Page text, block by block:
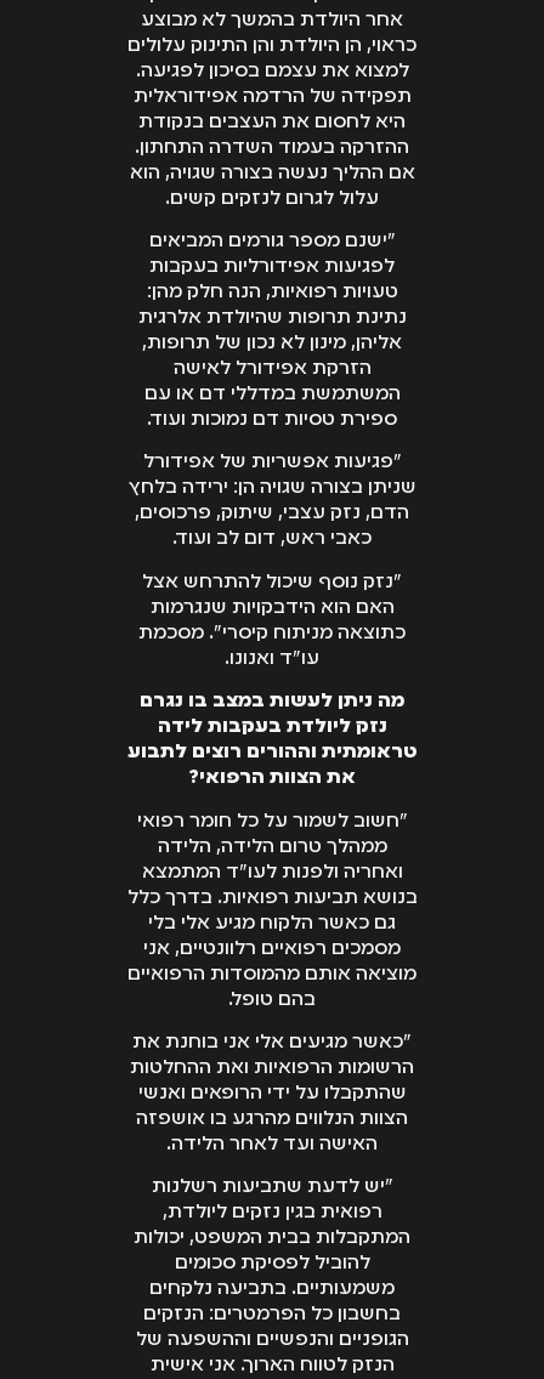
אחר היולדת בהמשך לא מבוצע
כראוי, הן היולדת והן התינוק עלולים
למצוא את עצמם בסיכון לפגיעה.
תפקידה של הרדמה אפידוראלית
היא לחסום את העצבים בנקודת
ההזרקה בעמוד השדרה התחתון.
אם ההליך נעשה בצורה שגויה, הוא
עלול לגרום לנזקים קשים.
"ישנם מספר גורמים המביאים
לפגיעות אפידורליות בעקבות
טעויות רפואיות, הנה חלק מהן:
נתינת תרופות שהיולדת אלרגית
אליהן, מינון לא נכון של תרופות,
הזרקת אפידורל לאישה
המשתמשת במדללי דם או עם
ספירת טסיות דם נמוכות ועוד.
"פגיעות אפשריות של אפידורל
שניתן בצורה שגויה הן: ירידה בלחץ
הדם, נזק עצבי, שיתוק, פרכוסים,
כאבי ראש, דום לב ועוד.
"נזק נוסף שיכול להתרחש אצל
האם הוא הידבקויות שנגרמות
כתוצאה מניתוח קיסרי". מסכמת
עו"ד ואנונו.
מה ניתן לעשות במצב בו נגרם
נזק ליולדת בעקבות לידה
טראומתית וההורים רוצים לתבוע
את הצוות הרפואי?
"חשוב לשמור על כל חומר רפואי
ממהלך טרום הלידה, הלידה
ואחריה ולפנות לעו"ד המתמצא
בנושא תביעות רפואיות. בדרך כלל
גם כאשר הלקוח מגיע אלי בלי
מסמכים רפואיים רלוונטיים, אני
מוציאה אותם מהמוסדות הרפואיים
בהם טופל.
"כאשר מגיעים אלי אני בוחנת את
הרשומות הרפואיות ואת ההחלטות
שהתקבלו על ידי הרופאים ואנשי
הצוות הנלווים מהרגע בו אושפזה
האישה ועד לאחר הלידה.
"יש לדעת שתביעות רשלנות
רפואית בגין נזקים ליולדת,
המתקבלות בבית המשפט, יכולות
להוביל לפסיקת סכומים
משמעותיים. בתביעה נלקחים
בחשבון כל הפרמטרים: הנזקים
הגופניים והנפשיים וההשפעה של
הנזק לטווח הארוך. אני אישית